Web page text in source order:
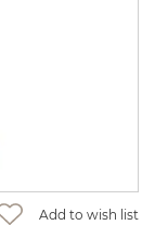
Add to wish list